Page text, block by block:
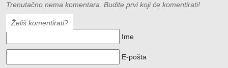
Trenutačno nema komentara. Budite prvi koji će komentirati!
Želiš komentirati?
Ime
E-pošta